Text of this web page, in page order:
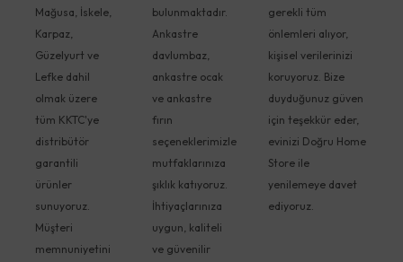
Mağusa, İskele,
Karpaz,
Güzelyurt ve
Lefke dahil
olmak üzere
tüm KKTC'ye
distribütör
garantili
ürünler
sunuyoruz.
Müşteri
memnuniyetini
bulunmaktadır.
Ankastre
davlumbaz,
ankastre ocak
ve ankastre
fırın
seçeneklerimizle
mutfaklarınıza
şıklık katıyoruz.
İhtiyaçlarınıza
uygun, kaliteli
ve güvenilir
gerekli tüm
önlemleri alıyor,
kişisel verilerinizi
koruyoruz. Bize
duyduğunuz güven
için teşekkür eder,
evinizi Doğru Home
Store ile
yenilemeye davet
ediyoruz.